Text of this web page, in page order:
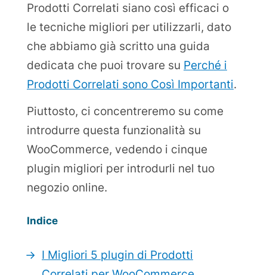
Prodotti Correlati siano così efficaci o
le tecniche migliori per utilizzarli, dato
che abbiamo già scritto una guida
dedicata che puoi trovare su Perché i
Prodotti Correlati sono Così Importanti.
Piuttosto, ci concentreremo su come
introdurre questa funzionalità su
WooCommerce, vedendo i cinque
plugin migliori per introdurli nel tuo
negozio online.
Indice
I Migliori 5 plugin di Prodotti